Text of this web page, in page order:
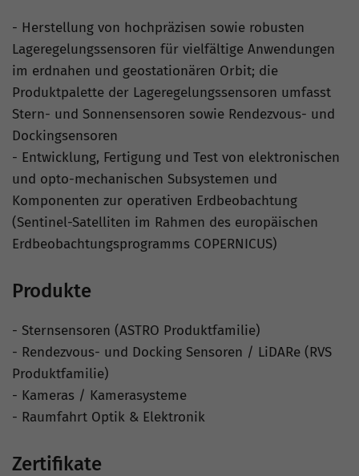
- Herstellung von hochpräzisen sowie robusten
Lageregelungssensoren für vielfältige Anwendungen
im erdnahen und geostationären Orbit; die
Produktpalette der Lageregelungssensoren umfasst
Stern- und Sonnensensoren sowie Rendezvous- und
Dockingsensoren
- Entwicklung, Fertigung und Test von elektronischen
und opto-mechanischen Subsystemen und
Komponenten zur operativen Erdbeobachtung
(Sentinel-Satelliten im Rahmen des europäischen
Erdbeobachtungsprogramms COPERNICUS)
Produkte
- Sternsensoren (ASTRO Produktfamilie)
- Rendezvous- und Docking Sensoren / LiDARe (RVS
Produktfamilie)
- Kameras / Kamerasysteme
- Raumfahrt Optik & Elektronik
Zertifikate